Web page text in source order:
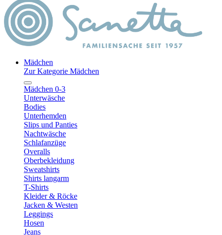
Mädchen
Zur Kategorie Mädchen
Mädchen 0-3
Unterwäsche
Bodies
Unterhemden
Slips und Panties
Nachtwäsche
Schlafanzüge
Overalls
Oberbekleidung
Sweatshirts
Shirts langarm
T-Shirts
Kleider & Röcke
Jacken & Westen
Leggings
Hosen
Jeans